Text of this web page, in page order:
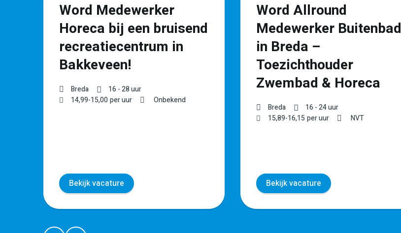
Word Medewerker
Horeca bij een bruisend
recreatiecentrum in
Bakkeveen!
Breda
16 - 28 uur
14,99-15,00per uur Onbekend
Bekijk vacature
Word Allround
Medewerker Buitenbad
in Breda –
Toezichthouder
Zwembad & Horeca
Breda
16 - 24 uur
15,89-16,15per uur NVT
Bekijk vacature